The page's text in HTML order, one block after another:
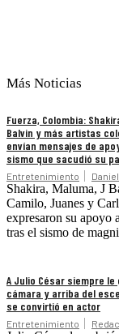
Más Noticias
Fuerza, Colombia:
Balvin y más artistas
envían mensajes de
sismo que sacudió su
Entretenimiento
Shakira, Maluma, J
Camilo, Juanes y
expresaron su apoyo
tras el sismo de
A Julio César siempre
cámara y arriba del
se convirtió en actor
Entretenimiento